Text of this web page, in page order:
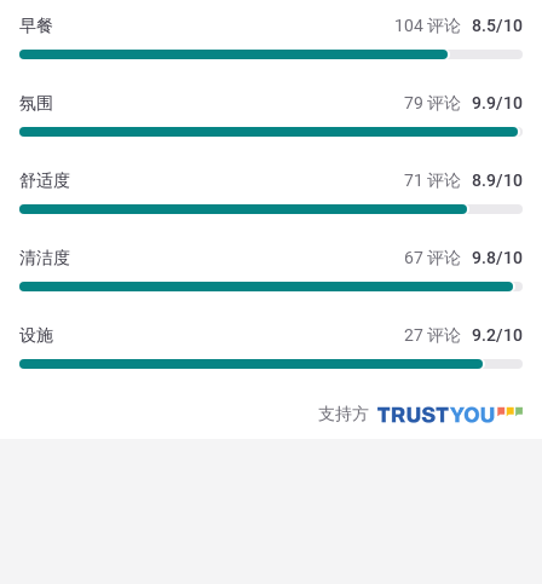
104 评论 8.5/10
早餐
79 评论 9.9/10
氛围
71 评论 8.9/10
舒适度
67 评论 9.8/10
清洁度
27 评论 9.2/10
设施
支持方